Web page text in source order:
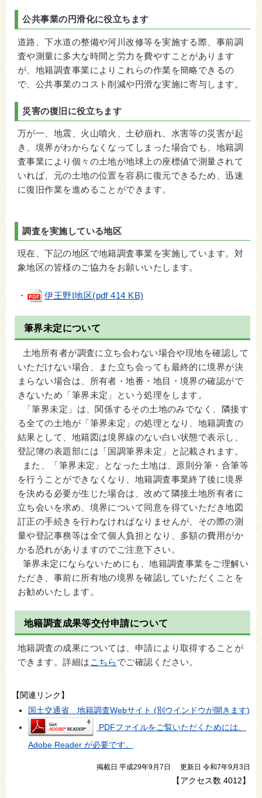
公共事業の円滑化に役立ちます
道路、下水道の整備や河川改修等を実施する際、事前調
査や測量に多大な時間と労力を費やすことがあります
が、地籍調査事業によりこれらの作業を簡略できるの
で、公共事業のコスト削減や円滑な実施に寄与します。
災害の復旧に役立ちます
万が一、地震、火山噴火、土砂崩れ、水害等の災害が起
き、境界がわからなくなってしまった場合でも、地籍調
査事業により個々の土地が地球上の座標値で測量されて
いれば、元の土地の位置を容易に復元できるため、迅速
に復旧作業を進めることができます。
調査を実施している地区
現在、下記の地区で地籍調査事業を実施しています。対
象地区の皆様のご協力をお願いいたします。
・ 伊王野I地区(pdf 414 KB)
筆界未定について
土地所有者が調査に立ち会わない場合や現地を確認して
いただけない場合、また立ち会っても最終的に境界が決
まらない場合は、所有者・地番・地目・境界の確認がで
きないため「筆界未定」という処理をします。
「筆界未定」は、関係するその土地のみでなく、隣接す
る全ての土地が「筆界未定」の処理となり、地籍調査の
結果として、地籍図は境界線のない白い状態で表示し、
登記簿の表題部には「国調筆界未定」と記載されます。
また、「筆界未定」となった土地は、原則分筆・合筆等
を行うことができなくなり、地籍調査事業終了後に境界
を決める必要が生じた場合は、改めて隣接土地所有者に
立ち会いを求め、境界について同意を得ていただき地図
訂正の手続きを行わなければなりませんが、その際の測
量や登記事務等は全て個人負担となり、多額の費用がか
かる恐れがありますのでご注意下さい。
筆界未定にならないためにも、地籍調査事業をご理解い
ただき、事前に所有地の境界を確認していただくことを
お勧めいたします。
地籍調査成果等交付申請について
地籍調査の成果については、申請により取得することが
できます。詳細は こちら でご確認ください。
【関連リンク】
国土交通省 地籍調査Webサイト (別ウインドウが開きます)
PDFファイルをご覧いただくためには、
Adobe Reader が必要です。
掲載日 平成29年9月7日 更新日 令和7年9月3日
【アクセス数 4012】